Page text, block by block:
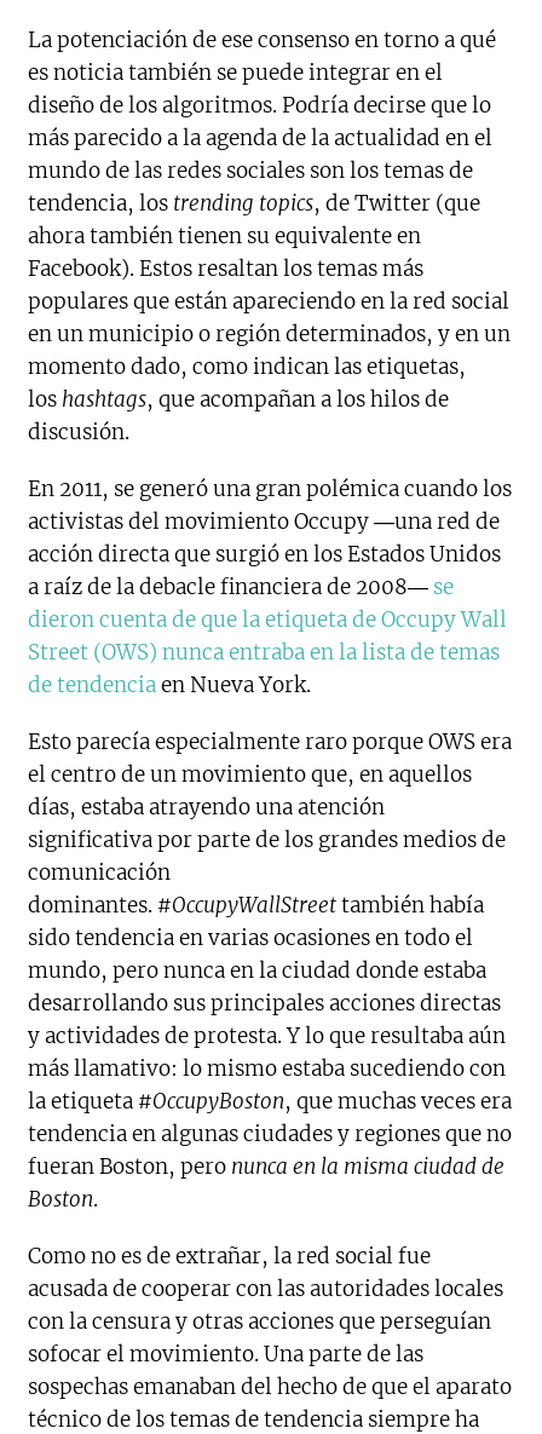
La potenciación de ese consenso en torno a qué
es noticia también se puede integrar en el
diseño de los algoritmos. Podría decirse que lo
más parecido a la agenda de la actualidad en el
mundo de las redes sociales son los temas de
tendencia, los trending topics, de Twitter (que
ahora también tienen su equivalente en
Facebook). Estos resaltan los temas más
populares que están apareciendo en la red social
en un municipio o región determinados, y en un
momento dado, como indican las etiquetas,
los hashtags, que acompañan a los hilos de
discusión.
En 2011, se generó una gran polémica cuando los
activistas del movimiento Occupy ―una red de
acción directa que surgió en los Estados Unidos
a raíz de la debacle financiera de 2008― se
dieron cuenta de que la etiqueta de Occupy Wall
Street (OWS) nunca entraba en la lista de temas
de tendenciaen Nueva York.
Esto parecía especialmente raro porque OWS era
el centro de un movimiento que, en aquellos
días, estaba atrayendo una atención
significativa por parte de los grandes medios de
comunicación
dominantes. #OccupyWallStreettambién había
sido tendencia en varias ocasiones en todo el
mundo, pero nunca en la ciudad donde estaba
desarrollando sus principales acciones directas
y actividades de protesta. Y lo que resultaba aún
más llamativo: lo mismo estaba sucediendo con
la etiqueta #OccupyBoston, que muchas veces era
tendencia en algunas ciudades y regiones que no
fueran Boston, pero nunca en la misma ciudad de
Boston.
Como no es de extrañar, la red social fue
acusada de cooperar con las autoridades locales
con la censura y otras acciones que perseguían
sofocar el movimiento. Una parte de las
sospechas emanaban del hecho de que el aparato
técnico de los temas de tendencia siempre ha